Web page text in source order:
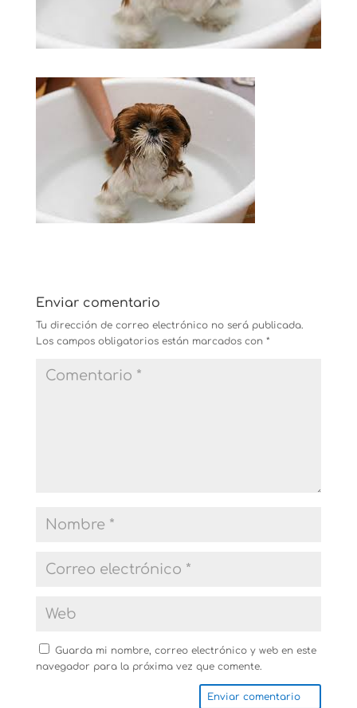
Enviar comentario
Tu dirección de correo electrónico no será publicada.
Los campos obligatorios están marcados con *
Guarda mi nombre, correo electrónico y web en este
navegador para la próxima vez que comente.